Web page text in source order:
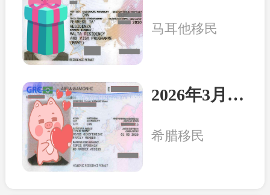
马耳他移民
2026年3月20日：希腊客户一家三口收获永居卡
希腊移民